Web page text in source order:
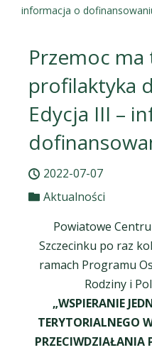
informacja o
Przemoc ma
profilaktyka
Edycja III –
2022-07-07
Aktualności
Powiatowe
Szczecinku po raz
ramach Programu
Rodziny i
„WSPIERANIE
TERYTORIALNEGO
PRZECIWDZIAŁANIA